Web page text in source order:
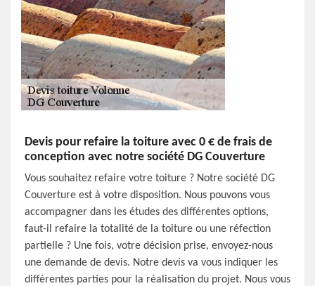
Devis pour refaire la toiture avec 0 € de frais de
conception avec notre société DG Couverture
Vous souhaitez refaire votre toiture ? Notre société DG
Couverture est à votre disposition. Nous pouvons vous
accompagner dans les études des différentes options,
faut-il refaire la totalité de la toiture ou une réfection
partielle ? Une fois, votre décision prise, envoyez-nous
une demande de devis. Notre devis va vous indiquer les
différentes parties pour la réalisation du projet. Nous vous